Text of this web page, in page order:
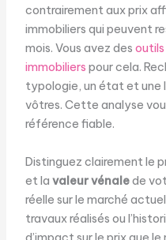
contrairement aux prix
immobiliers qui peuvent
mois. Vous avez des outils
immobiliers pour cela.
typologie, un état et une
vôtres. Cette analyse
référence fiable.
Distinguez clairement le
et la valeur vénalede
réelle sur le marché
travaux réalisés ou
d’impact sur le prix que